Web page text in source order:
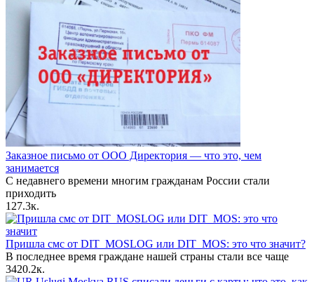
Заказное письмо от ООО Директория — что это, чем
занимается
С недавнего времени многим гражданам России стали
приходить
127.3к.
Пришла смс от DIT_MOSLOG или DIT_MOS: это что значит?
В последнее время граждане нашей страны стали все чаще
3420.2к.